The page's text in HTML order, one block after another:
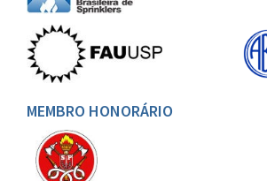
MEMBRO HONORÁRIO